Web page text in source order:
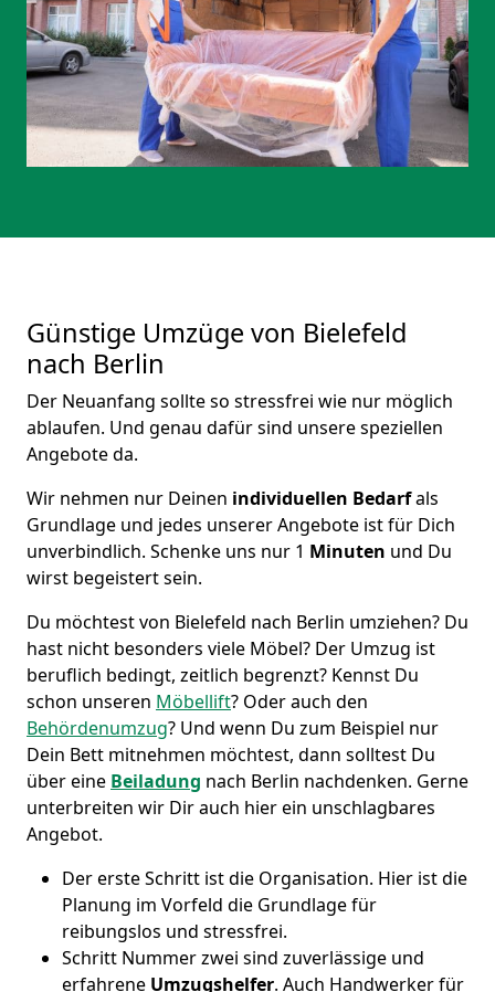
Günstige Umzüge von Bielefeld
nach Berlin
Der Neuanfang sollte so stressfrei wie nur möglich
ablaufen. Und genau dafür sind unsere speziellen
Angebote da.
Wir nehmen nur Deinen individuellen Bedarfals
Grundlage und jedes unserer Angebote ist für Dich
unverbindlich. Schenke uns nur 1 Minuten und Du
wirst begeistert sein.
Du möchtest von Bielefeld nach Berlin umziehen? Du
hast nicht besonders viele Möbel? Der Umzug ist
beruflich bedingt, zeitlich begrenzt? Kennst Du
schon unseren Möbellift? Oder auch den
Behördenumzug? Und wenn Du zum Beispiel nur
Dein Bett mitnehmen möchtest, dann solltest Du
über eine Beiladung nach Berlin nachdenken. Gerne
unterbreiten wir Dir auch hier ein unschlagbares
Angebot.
Der erste Schritt ist die Organisation. Hier ist die
Planung im Vorfeld die Grundlage für
reibungslos und stressfrei.
Schritt Nummer zwei sind zuverlässige und
erfahrene Umzugshelfer. Auch Handwerker für